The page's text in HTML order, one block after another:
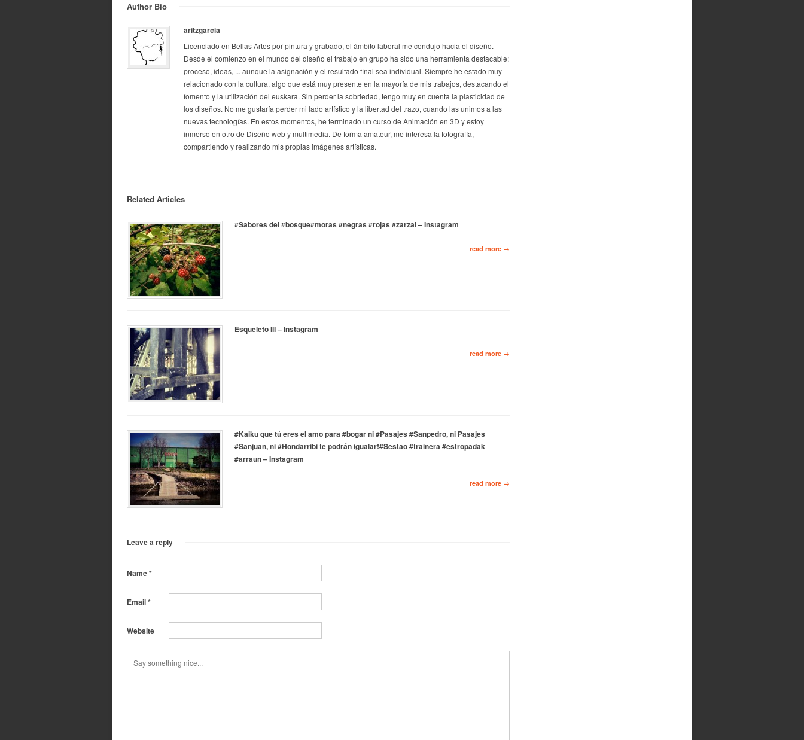
Author Bio
aritzgarcia
Licenciado en Bellas Artes por pintura y grabado, el ámbito laboral me condujo hacia el diseño.
Desde el comienzo en el mundo del diseño el trabajo en grupo ha sido una herramienta destacable:
proceso, ideas, ... aunque la asignación y el resultado final sea individual. Siempre he estado muy
relacionado con la cultura, algo que está muy presente en la mayoría de mis trabajos, destacando el
fomento y la utilización del euskara. Sin perder la sobriedad, tengo muy en cuenta la plasticidad de
los diseños. No me gustaría perder mi lado artístico y la libertad del trazo, cuando las unimos a las
nuevas tecnologías. En estos momentos, he terminado un curso de Animación en 3D y estoy
inmerso en otro de Diseño web y multimedia. De forma amateur, me interesa la fotografía,
compartiendo y realizando mis propias imágenes artísticas.
Related Articles
#Sabores del #bosque#moras #negras #rojas #zarzal – Instagram
read more →
Esqueleto III – Instagram
read more →
#Kaiku que tú eres el amo para #bogar ni #Pasajes #Sanpedro, ni Pasajes
#Sanjuan, ni #Hondarribi te podrán igualar!#Sestao #trainera #estropadak
#arraun – Instagram
read more →
Leave a reply
Name*
Email*
Website